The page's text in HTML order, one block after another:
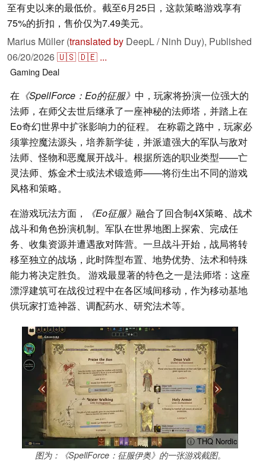
至有史以来的最低价。截至6月25日，这款策略游戏享有
75%的折扣，售价仅为7.49美元。
Marius Müller (translated by DeepL / Ninh Duy), Published
06/20/2026🇺🇸🇩🇪 ...
Gaming Deal
在 《SpellForce：Eo的征服》 中，玩家将扮演一位强大的
法师，在师父去世后继承了一座神秘的法师塔，并踏上在
Eo奇幻世界中扩张影响力的征程。 在称霸之路中，玩家必
须掌控魔法源头，培养新学徒，并派遣强大的军队与敌对
法师、怪物和恶魔展开战斗。根据所选的职业类型——亡
灵法师、炼金术士或法术锻造师——将衍生出不同的游戏
风格和策略。
在游戏玩法方面，
《Eo征服》 融合了回合制4X策略、战术
战斗和角色扮演机制。军队在世界地图上探索、完成任
务、收集资源并遭遇敌对阵营。一旦战斗开始，战局将转
移至独立的战场，此时阵型布置、地势优势、法术和特殊
能力将决定胜负。 游戏最显著的特色之一是法师塔：这座
漂浮建筑可在战役过程中在各区域间移动，作为移动基地
供玩家打造神器、调配药水、研究法术等。
ⓘ THQ Nordic
图为：《SpellForce：征服伊奥》的一张游戏截图。